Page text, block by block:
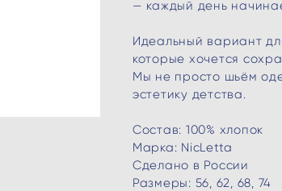
— каждый день
Идеальный вариант
которые хочется
Мы не просто шьём
эстетику детства.
Состав: 100% хлопок
Марка: NicLetta
Сделано в России
Размеры: 56, 62, 68, 74